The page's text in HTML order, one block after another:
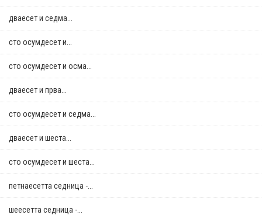
дваесет и седма...
сто осумдесет и...
сто осумдесет и осма...
дваесет и прва...
сто осумдесет и седма...
дваесет и шеста...
сто осумдесет и шеста...
петнаесетта седница -...
шеесетта седница -...